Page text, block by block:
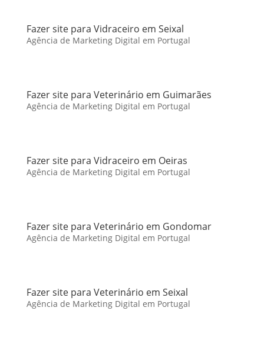
Fazer site para Vidraceiro em Seixal
Agência de Marketing Digital em Portugal
Fazer site para Veterinário em Guimarães
Agência de Marketing Digital em Portugal
Fazer site para Vidraceiro em Oeiras
Agência de Marketing Digital em Portugal
Fazer site para Veterinário em Gondomar
Agência de Marketing Digital em Portugal
Fazer site para Veterinário em Seixal
Agência de Marketing Digital em Portugal